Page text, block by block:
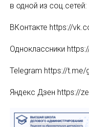
в одной из соц.сетей:
ВКонтакте https://
Одноклассники
Telegram https://t.me/
Яндекс Дзен https://